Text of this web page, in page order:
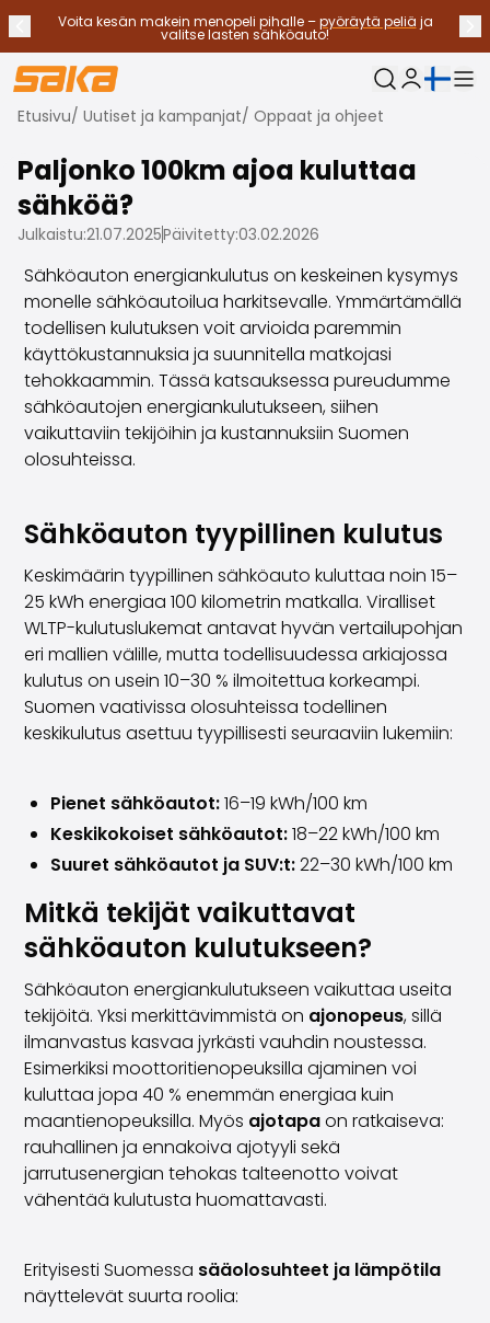
Edellinen ilmoitus
Voita kesän makein menopeli pihalle –pyöräytä peliä ja
valitse lasten sähköauto!
Lopeta ilmoitukset
✕
Oma Saka
Nykyinen
Vaihtoautot
Käyttövoimat
Katso kaikki vaihtoautot
Sähköautot
Hybridiautot
Dieselautot
Kaasuautot
Ota yhteyttä
Usein kysytyt kysymykset
Autotyypit
Maasturit ja katumaasturit
Nelivedot
Premium-autot
Farmariautot
Kaupunkiautot
Vetoautot
Pakettiautot
Hyötyajoneuvot
Huutokauppa-autot
Edulliset autot
Saka Select
Automerkit
Kia
Mercedes-Benz
Polestar
Tesla
Toyota
Volvo
Kaikki automerkit
Myy autosi
Myy autosi
Myy yrityksen auto
Artikkeleita auton myyntiin liittyen
Muista nämä kun myyt auton!
Miten säilytän autoni arvon?
Tuotteet ja palvelut
SakaKasko
Rahoitus
Etusivu/ Uutiset ja kampanjat/ Oppaat ja ohjeet
Paljonko 100km ajoa kuluttaa
sähköä?
Julkaistu:21.07.2025Päivitetty:03.02.2026
Sähköauton energiankulutus on keskeinen kysymys
monelle sähköautoilua harkitsevalle. Ymmärtämällä
todellisen kulutuksen voit arvioida paremmin
käyttökustannuksia ja suunnitella matkojasi
tehokkaammin. Tässä katsauksessa pureudumme
sähköautojen energiankulutukseen, siihen
vaikuttaviin tekijöihin ja kustannuksiin Suomen
olosuhteissa.
Sähköauton tyypillinen kulutus
Keskimäärin tyypillinen sähköauto kuluttaa noin 15–
25 kWh energiaa 100 kilometrin matkalla. Viralliset
WLTP-kulutuslukemat antavat hyvän vertailupohjan
eri mallien välille, mutta todellisuudessa arkiajossa
kulutus on usein 10–30 % ilmoitettua korkeampi.
Suomen vaativissa olosuhteissa todellinen
keskikulutus asettuu tyypillisesti seuraaviin lukemiin:
Pienet sähköautot:16–19 kWh/100 km
Keskikokoiset sähköautot:18–22 kWh/100 km
Suuret sähköautot ja SUV:t:22–30 kWh/100 km
Mitkä tekijät vaikuttavat
sähköauton kulutukseen?
Sähköauton energiankulutukseen vaikuttaa useita
tekijöitä. Yksi merkittävimmistä on ajonopeus, sillä
ilmanvastus kasvaa jyrkästi vauhdin noustessa.
Esimerkiksi moottoritienopeuksilla ajaminen voi
kuluttaa jopa 40 % enemmän energiaa kuin
maantienopeuksilla. Myös ajotapaon ratkaiseva:
rauhallinen ja ennakoiva ajotyyli sekä
jarrutusenergian tehokas talteenotto voivat
vähentää kulutusta huomattavasti.
Erityisesti Suomessa sääolosuhteet ja lämpötila
näyttelevät suurta roolia: